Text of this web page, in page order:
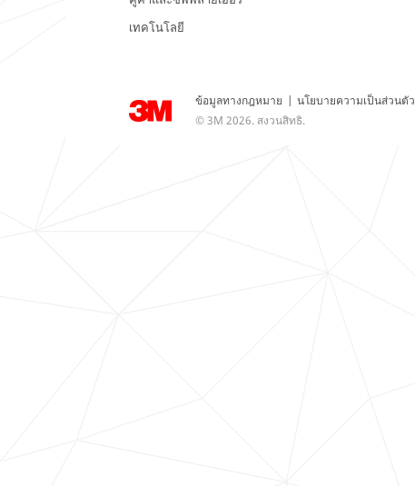
เทคโนโลยี
ข้อมูลทางกฎหมาย | นโยบายความเป็นส่วนตัว
© 3M 2026. สงวนสิทธิ.